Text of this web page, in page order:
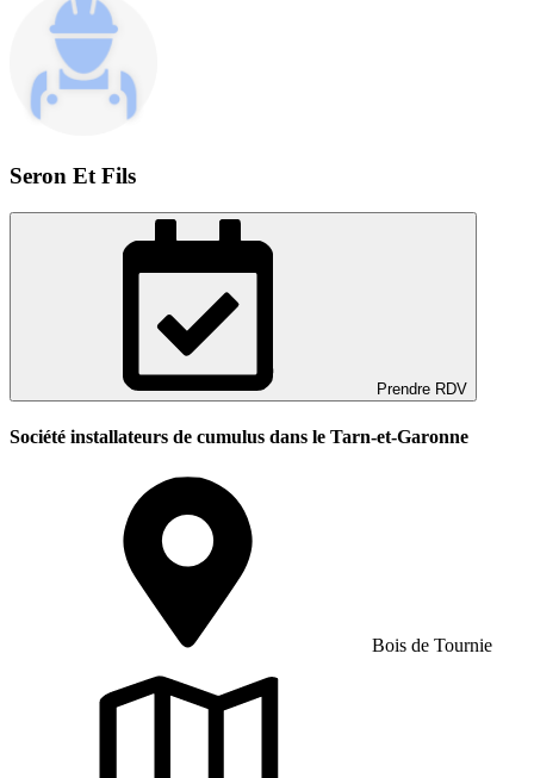
Seron Et Fils
Prendre RDV
Société installateurs de cumulus dans le Tarn-et-Garonne
Bois de Tournie